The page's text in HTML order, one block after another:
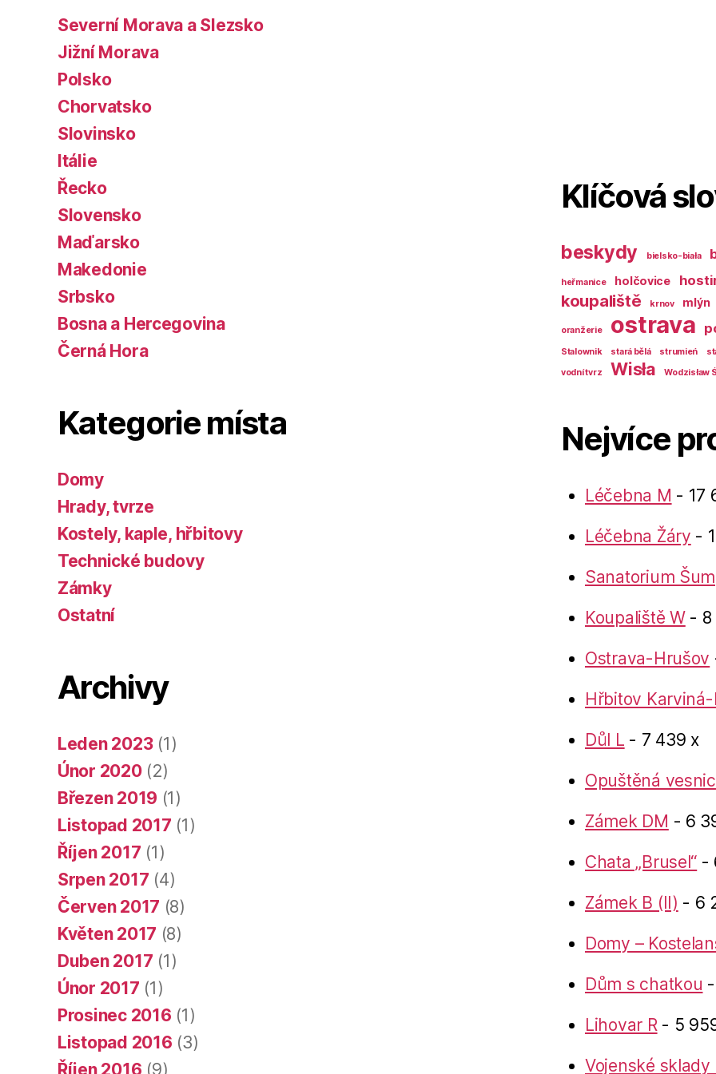
Severní Morava a Slezsko
Jižní Morava
Polsko
Chorvatsko
Slovinsko
Itálie
Řecko
Slovensko
Maďarsko
Makedonie
Srbsko
Bosna a Hercegovina
Černá Hora
Kategorie místa
Domy
Hrady, tvrze
Kostely, kaple, hřbitovy
Technické budovy
Zámky
Ostatní
Archivy
Leden 2023(1)
Únor 2020(2)
Březen 2019 (1)
Listopad 2017 (1)
Říjen 2017 (1)
Srpen 2017 (4)
Červen 2017 (8)
Květen 2017 (8)
Duben 2017 (1)
Únor 2017 (1)
Prosinec 2016 (1)
Listopad 2016 (3)
Říjen 2016 (9)
Klíčová
beskydy bielsko-biała
heřmanice holčovice
koupaliště krnov mlýn
oranžerie ostrava
Stalownik stará bělá strumień
vodní tvrz
Wisła Wodzisław
Nejvíce
Léčebna M - 17
Léčebna Žáry -
Sanatorium
Koupaliště W- 8
Ostrava-Hrušov
Hřbitov
Důl L - 7 439 x
Opuštěná
Zámek DM - 6
Chata „Brusel“ -
Zámek B (II) - 6
Domy –
Dům s chatkou
Lihovar R- 5
Vojenské sklady